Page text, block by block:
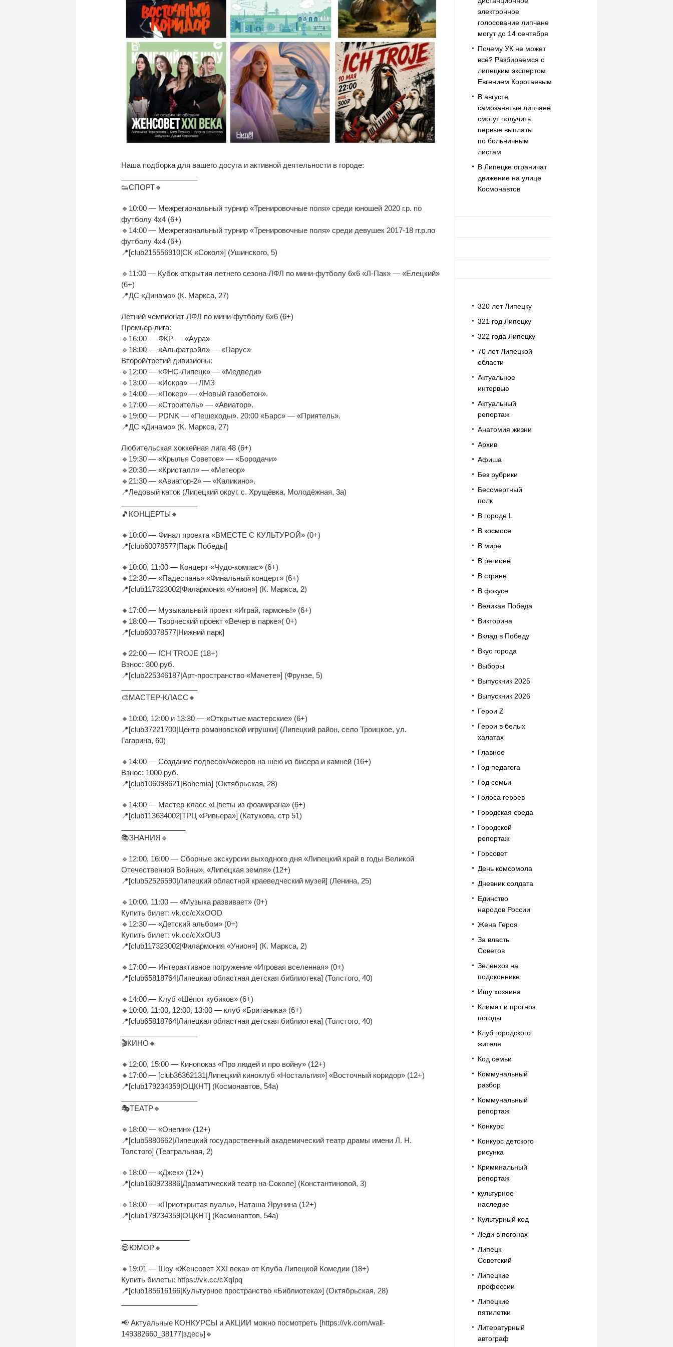
Наша подборка для вашего досуга и активной деятельности в городе:
👟СПОРТ🔹
🔹10:00 — Межрегиональный турнир «Тренировочные поля» среди юношей 2020 г.р. по
футболу 4х4 (6+)
🔹14:00 — Межрегиональный турнир «Тренировочные поля» среди девушек 2017-18 гг.р.по
футболу 4х4 (6+)
📍[club215556910|СК «Сокол»] (Ушинского, 5)
🔹11:00 — Кубок открытия летнего сезона ЛФЛ по мини-футболу 6х6 «Л-Пак» — «Елецкий»
(6+)
📍ДС «Динамо» (К. Маркса, 27)
Летний чемпионат ЛФЛ по мини-футболу 6х6 (6+)
Премьер-лига:
🔹16:00 — ФКР — «Аура»
🔹18:00 — «Альфатрэйл» — «Парус»
Второй/третий дивизионы:
🔹12:00 — «ФНС-Липецк» — «Медведи»
🔹13:00 — «Искра» — ЛМЗ
🔹14:00 — «Покер» — «Новый газобетон».
🔹17:00 — «Строитель» — «Авиатор».
🔹19:00 — PDNK — «Пешеходы». 20:00 «Барс» — «Приятель».
📍ДС «Динамо» (К. Маркса, 27)
Любительская хоккейная лига 48 (6+)
🔹19:30 — «Крылья Советов» — «Бородачи»
🔹20:30 — «Кристалл» — «Метеор»
🔹21:30 — «Авиатор-2» — «Каликино».
📍Ледовый каток (Липецкий округ, с. Хрущёвка, Молодёжная, 3а)
🎵КОНЦЕРТЫ🔸
🔸10:00 — Финал проекта «ВМЕСТЕ С КУЛЬТУРОЙ» (0+)
📍[club60078577|Парк Победы]
🔸10:00, 11:00 — Концерт «Чудо-компас» (6+)
🔸12:30 — «Падеспань» «Финальный концерт» (6+)
📍[club117323002|Филармония «Унион»] (К. Маркса, 2)
🔸17:00 — Музыкальный проект «Играй, гармонь!» (6+)
🔸18:00 — Творческий проект «Вечер в парке»( 0+)
📍[club60078577|Нижний парк]
🔸22:00 — ICH TROJE (18+)
Взнос: 300 руб.
📍[club225346187|Арт-пространство «Мачете»] (Фрунзе, 5)
🎨МАСТЕР-КЛАСС🔸
🔸10:00, 12:00 и 13:30 — «Открытые мастерские» (6+)
📍[club37221700|Центр романовской игрушки] (Липецкий район, село Троицкое, ул.
Гагарина, 60)
🔸14:00 — Создание подвесок/чокеров на шею из бисера и камней (16+)
Взнос: 1000 руб.
📍[club106098621|Bohemia] (Октябрьская, 28)
🔸14:00 — Мастер-класс «Цветы из фоамирана» (6+)
📍[club113634002|ТРЦ «Ривьера»] (Катукова, стр 51)
📚ЗНАНИЯ🔹
🔹12:00, 16:00 — Сборные экскурсии выходного дня «Липецкий край в годы Великой
Отечественной Войны», «Липецкая земля» (12+)
📍[club52526590|Липецкий областной краеведческий музей] (Ленина, 25)
🔹10:00, 11:00 — «Музыка развивает» (0+)
Купить билет: vk.cc/cXxOOD
🔹12:30 — «Детский альбом» (0+)
Купить билет: vk.cc/cXxOU3
📍[club117323002|Филармония «Унион»] (К. Маркса, 2)
🔹17:00 — Интерактивное погружение «Игровая вселенная» (0+)
📍[club65818764|Липецкая областная детская библиотека] (Толстого, 40)
🔹14:00 — Клуб «Шёпот кубиков» (6+)
🔹10:00, 11:00, 12:00, 13:00 — клуб «Британика» (6+)
📍[club65818764|Липецкая областная детская библиотека] (Толстого, 40)
🎬КИНО🔸
🔸12:00, 15:00 — Кинопоказ «Про людей и про войну» (12+)
🔸17:00 — [club36362131|Липецкий киноклуб «Ностальгия»] «Восточный коридор» (12+)
📍[club179234359|ОЦКНТ] (Космонавтов, 54а)
🎭ТЕАТР🔹
🔹18:00 — «Онегин» (12+)
📍[club5880662|Липецкий государственный академический театр драмы имени Л. Н.
Толстого] (Театральная, 2)
🔹18:00 — «Джек» (12+)
📍[club160923886|Драматический театр на Соколе] (Константиновой, 3)
🔹18:00 — «Приоткрытая вуаль», Наташа Ярунина (12+)
📍[club179234359|ОЦКНТ] (Космонавтов, 54а)
😄ЮМОР🔸
🔸19:01 — Шоу «Женсовет XXI века» от Клуба Липецкой Комедии (18+)
Купить билеты: https://vk.cc/cXqIpq
📍[club185616166|Культурное пространство «Библиотека»] (Октябрьская, 28)
📢 Актуальные КОНКУРСЫ и АКЦИИ можно посмотреть [https://vk.com/wall-
149382660_38177|здесь]🔹
электронное
голосование липчане
могут до 14 сентября
Почему УК не может
всё? Разбираемся с
липецким экспертом
Евгением Коротаевым
В августе
самозанятые липчане
смогут получить
первые выплаты
по больничным
листам
В Липецке ограничат
движение на улице
Космонавтов
320 лет Липецку
321 год Липецку
322 года Липецку
70 лет Липецкой
области
Актуальное
интервью
Актуальный
репортаж
Анатомия жизни
Архив
Афиша
Без рубрики
Бессмертный
полк
В городе L
В космосе
В мире
В регионе
В стране
В фокусе
Великая Победа
Викторина
Вклад в Победу
Вкус города
Выборы
Выпускник 2025
Выпускник 2026
Герои Z
Герои в белых
халатах
Главное
Год педагога
Год семьи
Голоса героев
Городская среда
Городской
репортаж
Горсовет
День комсомола
Дневник солдата
Единство
народов России
Жена Героя
За власть
Советов
Зеленхоз на
подоконнике
Ищу хозяина
Климат и прогноз
погоды
Клуб городского
жителя
Код семьи
Коммунальный
разбор
Коммунальный
репортаж
Конкурс
Конкурс детского
рисунка
Криминальный
репортаж
культурное
наследие
Культурный код
Леди в погонах
Липецк
Советский
Липецкие
профессии
Липецкие
пятилетки
Литературный
автограф